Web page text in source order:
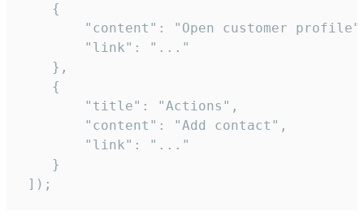
    {
"content": "Open customer
        "link": "..."
    },
    {
        "title": "Actions",
        "content": "Add contact",
        "link": "..."
    }
]);